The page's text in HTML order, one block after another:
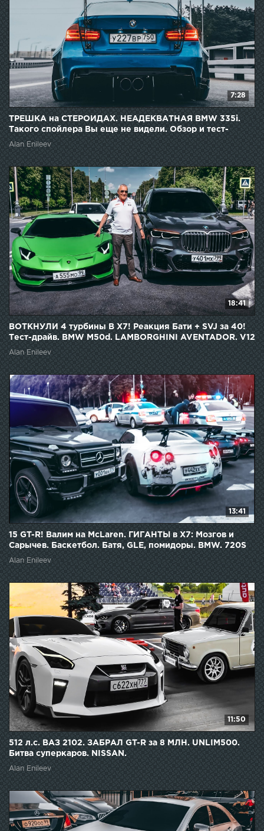
7:28
ТРЕШКА на СТЕРОИДАХ. НЕАДЕКВАТНАЯ BMW 335i.
Такого спойлера Вы еще не видели. Обзор и тест-
драйв.
Alan Enileev
18:41
ВОТКНУЛИ 4 турбины В X7! Реакция Бати + SVJ за 40!
Тест-драйв. BMW M50d. LAMBORGHINI AVENTADOR. V12
Alan Enileev
13:41
15 GT-R! Валим на McLaren. ГИГАНТЫ в Х7: Мозгов и
Сарычев. Баскетбол. Батя, GLE, помидоры. BMW. 720S
Alan Enileev
11:50
512 л.с. ВАЗ 2102. ЗАБРАЛ GT-R за 8 МЛН. UNLIM500.
Битва суперкаров. NISSAN.
Alan Enileev